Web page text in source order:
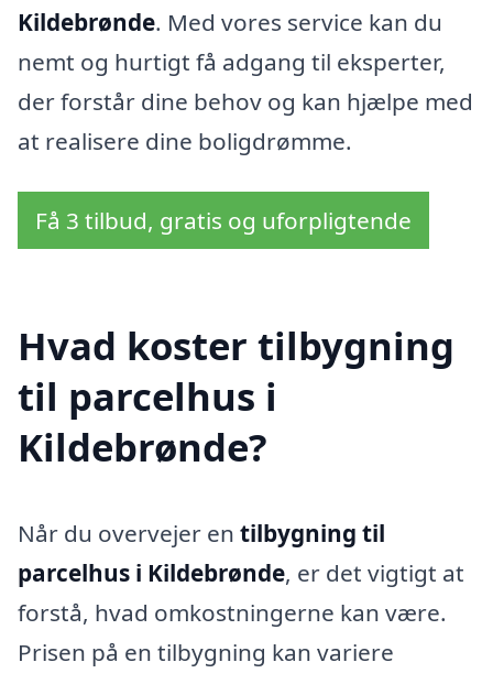
Kildebrønde. Med vores service kan du
nemt og hurtigt få adgang til eksperter,
der forstår dine behov og kan hjælpe med
at realisere dine boligdrømme.
Få 3 tilbud, gratis og uforpligtende
Hvad koster tilbygning
til parcelhus i
Kildebrønde?
Når du overvejer en tilbygning til
parcelhus i Kildebrønde, er det vigtigt at
forstå, hvad omkostningerne kan være.
Prisen på en tilbygning kan variere